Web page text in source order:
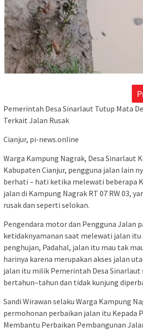
Pemerintah Desa Sinarlaut Tutup Mata
Terkait Jalan Rusak
Cianjur, pi-news.online
Warga Kampung Nagrak, Desa Sinarlaut
Kabupaten Cianjur, pengguna jalan lain
berhati – hati ketika melewati beberapa
jalan di Kampung Nagrak RT 07 RW 03,
rusak dan seperti selokan.
Pengendara motor dan Pengguna Jalan
ketidaknyamanan saat melewati jalan itu
penghujan, Padahal, jalan itu mau tak
harinya karena merupakan akses jalan
jalan itu milik Pemerintah Desa Sinarlaut
bertahun–tahun dan tidak kunjung
Sandi Wirawan selaku Warga Kampung
permohonan perbaikan jalan itu Kepada
Membantu Perbaikan Pembangunan